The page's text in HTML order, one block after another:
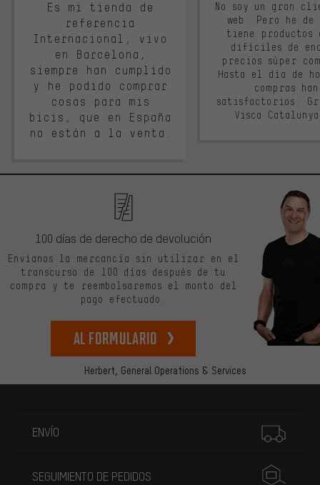
Es mi tienda de
referencia
Internacional, vivo
en Barcelona,
siempre han cumplido
y he podido comprar
cosas para mis
bicis, que en España
no están a la venta.
No soy un gran
web. Pero he
tiene productos
difíciles de
precios súper
Hasta el día de
compras
satisfactorios.
Visca
Herbert, General Operations & Services
100 días de derecho de devolución
Envíanos la mercancía sin utilizar en el
transcurso de 100 días después de tu
compra y te reembolsaremos el monto del
pago efectuado.
Al formulario
ENVÍO
SEGUIMIENTO DE PEDIDOS